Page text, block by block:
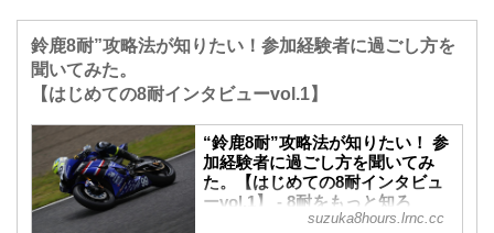
鈴鹿8耐”攻略法が知りたい！参加経験者に過ごし方を
聞いてみた。
【はじめての8耐インタビューvol.1】
“鈴鹿8耐”攻略法が知りたい！ 参
加経験者に過ごし方を聞いてみ
た。【はじめての8耐インタビュ
ーvol.1】 - 8耐をもっと知ろ
う！"コカ・コーラ"鈴鹿8耐 特設
suzuka8hours.lrnc.cc